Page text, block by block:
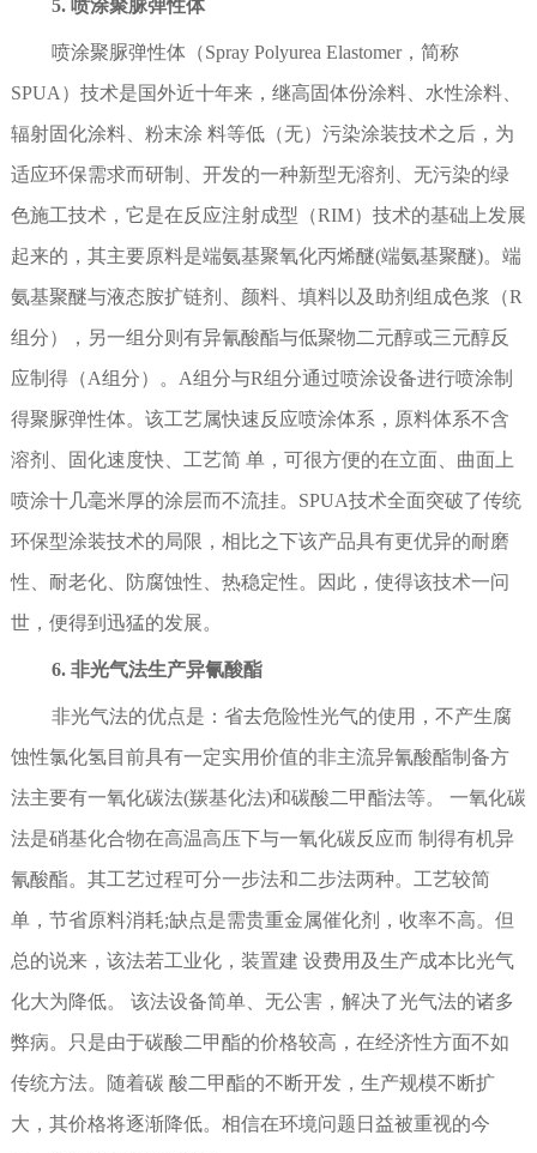
5. 喷涂聚脲弹性体
喷涂聚脲弹性体（Spray Polyurea Elastomer，简称
SPUA）技术是国外近十年来，继高固体份涂料、水性涂料、
辐射固化涂料、粉末涂 料等低（无）污染涂装技术之后，为
适应环保需求而研制、开发的一种新型无溶剂、无污染的绿
色施工技术，它是在反应注射成型（RIM）技术的基础上发展
起来的，其主要原料是端氨基聚氧化丙烯醚(端氨基聚醚)。端
氨基聚醚与液态胺扩链剂、颜料、填料以及助剂组成色浆（R
组分），另一组分则有异氰酸酯与低聚物二元醇或三元醇反
应制得（A组分）。A组分与R组分通过喷涂设备进行喷涂制
得聚脲弹性体。该工艺属快速反应喷涂体系，原料体系不含
溶剂、固化速度快、工艺简 单，可很方便的在立面、曲面上
喷涂十几毫米厚的涂层而不流挂。SPUA技术全面突破了传统
环保型涂装技术的局限，相比之下该产品具有更优异的耐磨
性、耐老化、防腐蚀性、热稳定性。因此，使得该技术一问
世，便得到迅猛的发展。
6. 非光气法生产异氰酸酯
非光气法的优点是：省去危险性光气的使用，不产生腐
蚀性氯化氢目前具有一定实用价值的非主流异氰酸酯制备方
法主要有一氧化碳法(羰基化法)和碳酸二甲酯法等。 一氧化碳
法是硝基化合物在高温高压下与一氧化碳反应而 制得有机异
氰酸酯。其工艺过程可分一步法和二步法两种。工艺较简
单，节省原料消耗;缺点是需贵重金属催化剂，收率不高。但
总的说来，该法若工业化，装置建 设费用及生产成本比光气
化大为降低。 该法设备简单、无公害，解决了光气法的诸多
弊病。只是由于碳酸二甲酯的价格较高，在经济性方面不如
传统方法。随着碳 酸二甲酯的不断开发，生产规模不断扩
大，其价格将逐渐降低。相信在环境问题日益被重视的今